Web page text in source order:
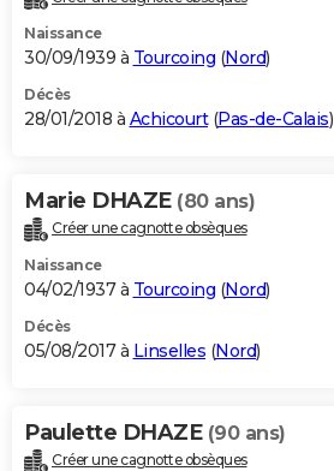
Naissance
30/09/1939 à Tourcoing (Nord)
Décès
28/01/2018 à Achicourt(Pas-de-Calais)
Marie DHAZE (80 ans)
Créer une cagnotte obsèques
Naissance
04/02/1937 à Tourcoing (Nord)
Décès
05/08/2017 à Linselles (Nord)
Paulette DHAZE (90 ans)
Créer une cagnotte obsèques